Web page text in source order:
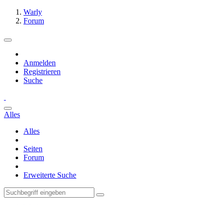
Warly
Forum
Anmelden
Registrieren
Suche
Alles
Alles
Seiten
Forum
Erweiterte Suche